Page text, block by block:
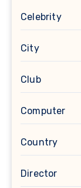
Celebrity
City
Club
Computer
Country
Director